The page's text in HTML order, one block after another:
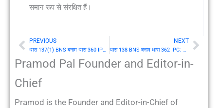
समान रूप से संरक्षित हैं।
PrevPREVIOUS
धारा 137(1) BNS बनाम धारा 360 IPC: भारत में से व्यपहरण (Kidnapping from India)
NEXT
धारा 138 BNS बनाम धारा 362 IPC: अपहरण (Abduction) Next
Pramod Pal Founder and Editor-in-
Chief
Pramod is the Founder and Editor-in-Chief of